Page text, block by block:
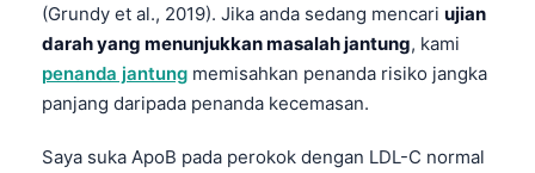
(Grundy et al., 2019). Jika anda sedang mencari ujian
darah yang menunjukkan masalah jantung, kami
penanda jantung memisahkan penanda risiko jangka
panjang daripada penanda kecemasan.
Saya suka ApoB pada perokok dengan LDL-C normal